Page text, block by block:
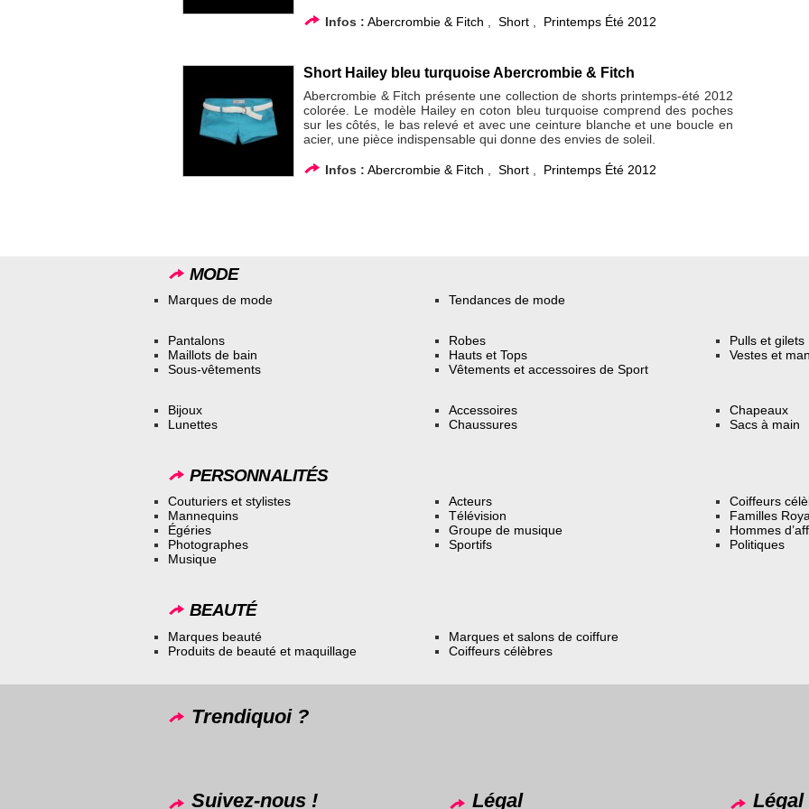
Infos : Abercrombie & Fitch ,Short Printemps Été 2012
Short Hailey bleu turquoise Abercrombie & Fitch
Abercrombie & Fitch présente une collection de shorts printemps-été 2012
colorée. Le modèle Hailey en coton bleu turquoise comprend des poches
sur les côtés, le bas relevé et avec une ceinture blanche et une boucle en
acier, une pièce indispensable qui donne des envies de soleil.
Infos : Abercrombie & Fitch ,Short Printemps Été 2012
MODE
Marques de mode Tendances de mode
Pantalons
Maillots de bain
Sous-vêtements
Robes
Hauts et Tops
Vêtements et accessoires de Sport
Pulls et gilets
Vestes et
Bijoux
Lunettes
Accessoires
Chaussures
Chapeaux
Sacs à main
PERSONNALITÉS
Couturiers et stylistes
Mannequins
Égéries
Photographes
Musique
Acteurs
Télévision
Groupe de musique
Sportifs
Coiffeurs
Familles
Hommes
Politiques
BEAUTÉ
Marques beauté
Produits de beauté et maquillage
Marques et salons de coiffure
Coiffeurs célèbres
Trendiquoi ?
Suivez-nous ! Légal Légal